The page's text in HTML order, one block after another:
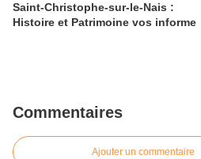
Saint-Christophe-sur-le-Nais :
Histoire et Patrimoine vos informe
Commentaires
Ajouter un commentaire